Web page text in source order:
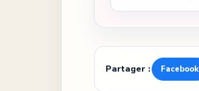
Partager : Facebook